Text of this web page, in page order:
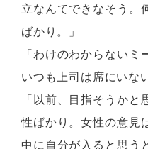
立なんてできなそう。
ばかり。」
「わけのわからないミ
いつも上司は席にいな
「以前、目指そうかと
性ばかり。女性の意見
中に自分が入ると思う